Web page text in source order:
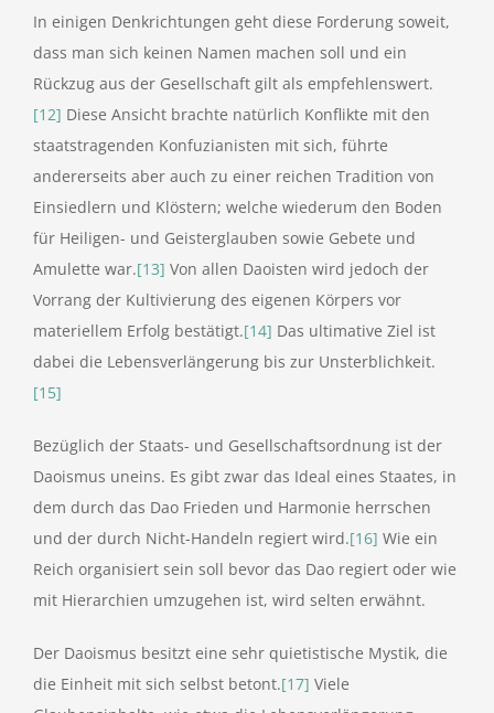
In einigen Denkrichtungen geht diese Forderung soweit,
dass man sich keinen Namen machen soll und ein
Rückzug aus der Gesellschaft gilt als empfehlenswert.
[12] Diese Ansicht brachte natürlich Konflikte mit den
staatstragenden Konfuzianisten mit sich, führte
andererseits aber auch zu einer reichen Tradition von
Einsiedlern und Klöstern; welche wiederum den Boden
für Heiligen- und Geisterglauben sowie Gebete und
Amulette war.[13] Von allen Daoisten wird jedoch der
Vorrang der Kultivierung des eigenen Körpers vor
materiellem Erfolg bestätigt.[14] Das ultimative Ziel ist
dabei die Lebensverlängerung bis zur Unsterblichkeit.
[15]
Bezüglich der Staats- und Gesellschaftsordnung ist der
Daoismus uneins. Es gibt zwar das Ideal eines Staates, in
dem durch das Dao Frieden und Harmonie herrschen
und der durch Nicht-Handeln regiert wird.[16] Wie ein
Reich organisiert sein soll bevor das Dao regiert oder wie
mit Hierarchien umzugehen ist, wird selten erwähnt.
Der Daoismus besitzt eine sehr quietistische Mystik, die
die Einheit mit sich selbst betont.[17] Viele